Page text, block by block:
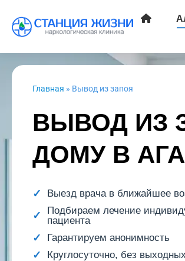
Главная » Вывод из запоя
ВЫВОД ИЗ
ДОМУ В
Выезд врача в ближайшее
Подбираем лечение
пациента
Гарантируем анонимность
Круглосуточно, без выходных